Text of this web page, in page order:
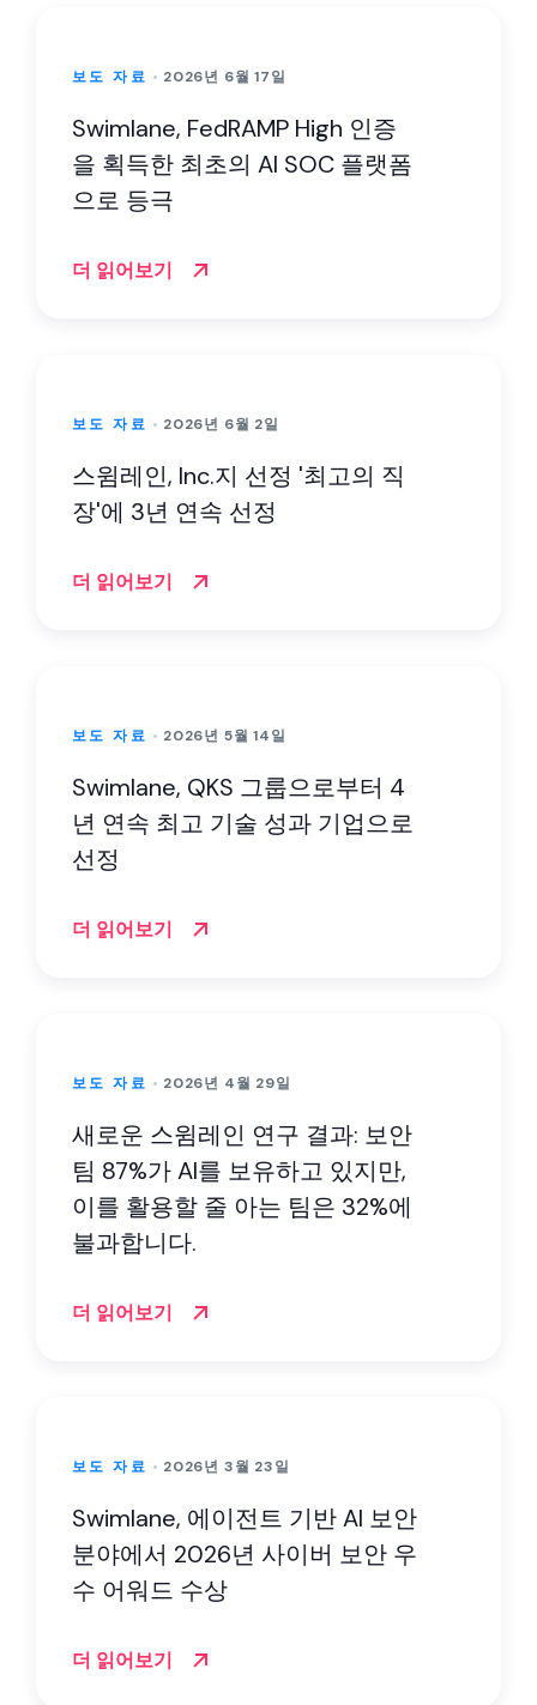
보도 자료 2026년 6월 17일
Swimlane, FedRAMP High 인증
을 획득한 최초의 AI SOC 플랫폼
으로 등극
더 읽어보기
보도 자료 2026년 6월 2일
스윔레인, Inc.지 선정 '최고의 직
장'에 3년 연속 선정
더 읽어보기
보도 자료 2026년 5월 14일
Swimlane, QKS 그룹으로부터 4
년 연속 최고 기술 성과 기업으로
선정
더 읽어보기
보도 자료 2026년 4월 29일
새로운 스윔레인 연구 결과: 보안
팀 87%가 AI를 보유하고 있지만,
이를 활용할 줄 아는 팀은 32%에
불과합니다.
더 읽어보기
보도 자료 2026년 3월 23일
Swimlane, 에이전트 기반 AI 보안
분야에서 2026년 사이버 보안 우
수 어워드 수상
더 읽어보기